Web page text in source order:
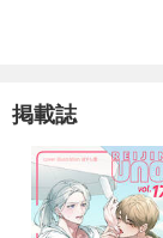
掲載誌